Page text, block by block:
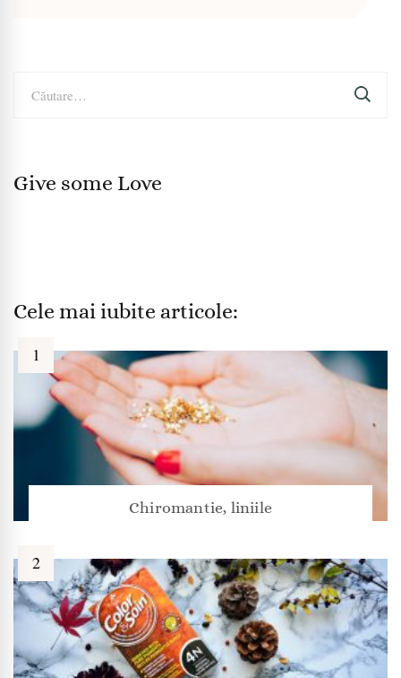
după:
Give some Love
Cele mai iubite articole:
Chiromantie, liniile